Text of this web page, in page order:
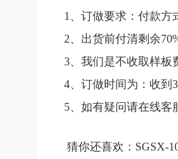
1、订做要求：付款方
2、出货前付清剩余
3、我们是不收取样板
4、订做时间为：收到
5、如有疑问请在线客
猜你还喜欢： SGSX-